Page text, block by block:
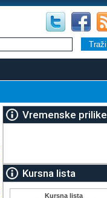
Vremenske prilike
Kursna lista